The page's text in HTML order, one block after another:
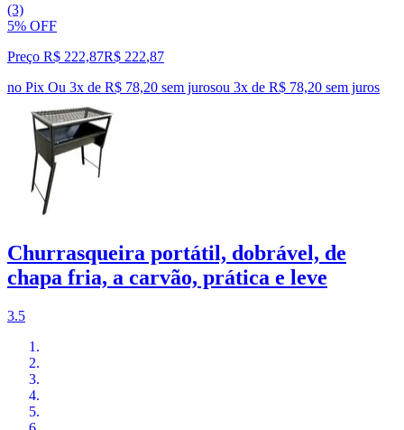
(3)
5% OFF
Preço R$ 222,87R$ 222,87
no Pix Ou 3x de R$ 78,20 sem jurosou 3x de R$ 78,20 sem juros
Churrasqueira portátil, dobrável, de
chapa fria, a carvão, prática e leve
3.5